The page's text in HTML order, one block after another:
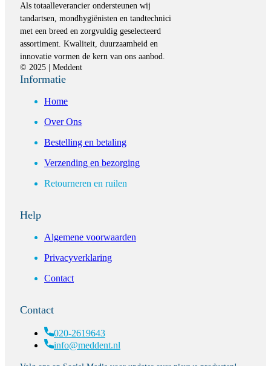
Als totaalleverancier ondersteunen wij
tandartsen, mondhygiënisten en tandtechnici
met een breed en zorgvuldig geselecteerd
assortiment. Kwaliteit, duurzaamheid en
innovatie vormen de kern van ons aanbod.
© 2025 | Meddent
Informatie
Home
Over Ons
Bestelling en betaling
Verzending en bezorging
Retourneren en ruilen
Help
Algemene voorwaarden
Privacyverklaring
Contact
Contact
020-2619643
info@meddent.nl